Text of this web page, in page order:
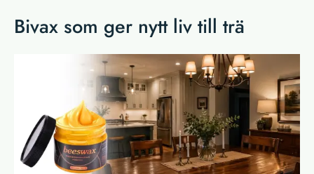
Bivax som ger nytt liv till trä